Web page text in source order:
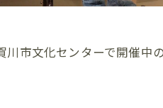
川市文化センターで開催